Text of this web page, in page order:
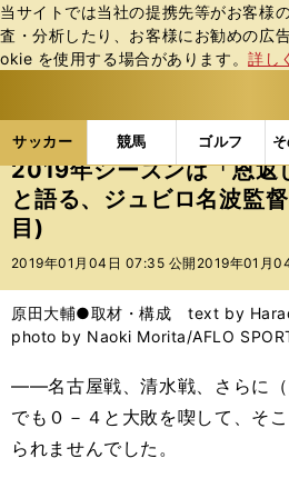
当サイトでは当社の提携先等がお客様
査・分析したり、お客様にお勧めの広
okie を使⽤する場合があります。詳し
サッカー 競馬 ゴルフ
ス
ポ
ル
テ
ー
バ
サッカーの記事一覧 Jリー
2019年シーズンは「恩返
と語る、ジュビロ名波監
目)
2019年01月04日 07:35 公開 2019年01月
原田大輔●取材・構成 text by
photo by Naoki Morita/AFLO
――名古屋戦、清水戦、さらに
でも０－４と大敗を喫して、そ
られませんでした。